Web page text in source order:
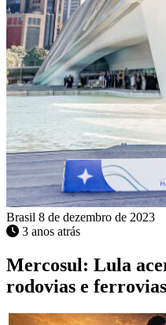
Brasil 8 de dezembro de 2023
3 anos atrás
Mercosul: Lula
rodovias e